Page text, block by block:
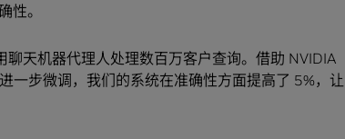
性。
天机器代理人处理数百万客户查询。借助 NVIDIA
一步微调，我们的系统在准确性方面提高了 5%，让